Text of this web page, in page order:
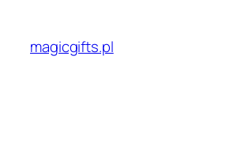
treścimagicgifts.pl